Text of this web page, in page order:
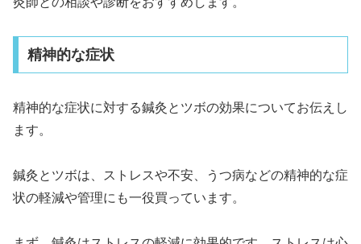
精神的な症状
精神的な症状に対する鍼灸とツボの効果についてお伝えし
ます。
鍼灸とツボは、ストレスや不安、うつ病などの精神的な症
状の軽減や管理にも一役買っています。